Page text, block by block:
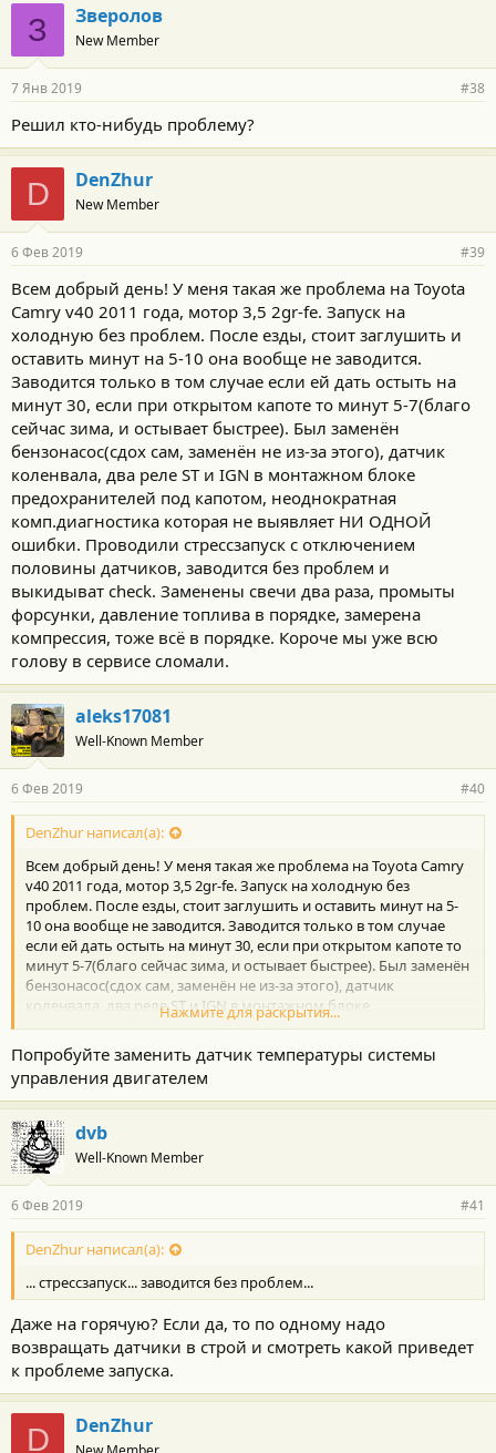
З Зверолов
New Member
7 Янв 2019 #38
Решил кто-нибудь проблему?
D DenZhur
New Member
6 Фев 2019 #39
Всем добрый день! У меня такая же проблема на Toyota
Camry v40 2011 года, мотор 3,5 2gr-fe. Запуск на
холодную без проблем. После езды, стоит заглушить и
оставить минут на 5-10 она вообще не заводится.
Заводится только в том случае если ей дать остыть на
минут 30, если при открытом капоте то минут 5-7(благо
сейчас зима, и остывает быстрее). Был заменён
бензонасос(сдох сам, заменён не из-за этого), датчик
коленвала, два реле ST и IGN в монтажном блоке
предохранителей под капотом, неоднократная
комп.диагностика которая не выявляет НИ ОДНОЙ
ошибки. Проводили стрессзапуск с отключением
половины датчиков, заводится без проблем и
выкидыват check. Заменены свечи два раза, промыты
форсунки, давление топлива в порядке, замерена
компрессия, тоже всё в порядке. Короче мы уже всю
голову в сервисе сломали.
aleks17081
Well-Known Member
6 Фев 2019 #40
DenZhur написал(а):
Всем добрый день! У меня такая же проблема на Toyota Camry
v40 2011 года, мотор 3,5 2gr-fe. Запуск на холодную без
проблем. После езды, стоит заглушить и оставить минут на 5-
10 она вообще не заводится. Заводится только в том случае
если ей дать остыть на минут 30, если при открытом капоте то
минут 5-7(благо сейчас зима, и остывает быстрее). Был заменён
бензонасос(сдох сам, заменён не из-за этого), датчик
коленвала, два реле ST и IGN в монтажном блоке
предохранителей под капотом, неоднократная
комп.диагностика которая не выявляет НИ ОДНОЙ ошибки.
Проводили стрессзапуск с отключением половины датчиков,
заводится без проблем и выкидыват check. Заменены свечи два
раза, промыты форсунки, давление топлива в порядке,
замерена компрессия, тоже всё в порядке. Короче мы уже всю
голову в сервисе сломали.
Нажмите для раскрытия...
Попробуйте заменить датчик температуры системы
управления двигателем
dvb
Well-Known Member
6 Фев 2019 #41
DenZhur написал(а):
... стрессзапуск... заводится без проблем...
Даже на горячую? Если да, то по одному надо
возвращать датчики в строй и смотреть какой приведет
к проблеме запуска.
D DenZhur